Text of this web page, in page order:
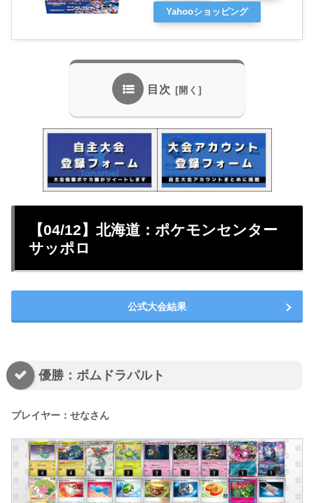
Yahooショッピング
目次
【04/12】北海道：ポケモンセンター
サッポロ
公式大会結果
優勝：ボムドラパルト
プレイヤー：せなさん